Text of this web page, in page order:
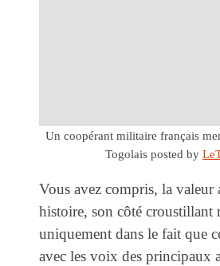
Un coopérant militaire français
Togolais posted by
Vous avez compris, la valeur
histoire, son côté croustillant
uniquement dans le fait que
avec les voix des principaux